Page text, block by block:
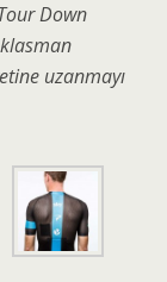
Down
uzanmayı